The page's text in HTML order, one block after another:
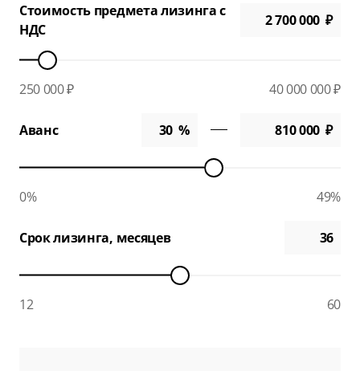
Стоимость предмета лизинга с
НДС
250 000 ₽ 40 000 000 ₽
Аванс
0% 49%
Срок лизинга, месяцев
12 60